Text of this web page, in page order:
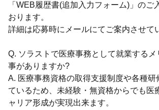
「WEB履歴書(追加入力フォーム)」のご
おります。
詳細は応募時にメールにてご案内させて
Q. ソラストで医療事務として就業するメ
事がありますか?
A. 医療事務資格の取得支援制度や各種研
ているため、未経験・無資格からでも医
ャリア形成が実現出来ます。